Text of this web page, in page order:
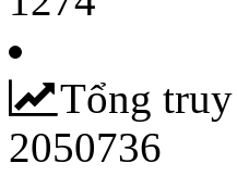
Tổng truy
2050736